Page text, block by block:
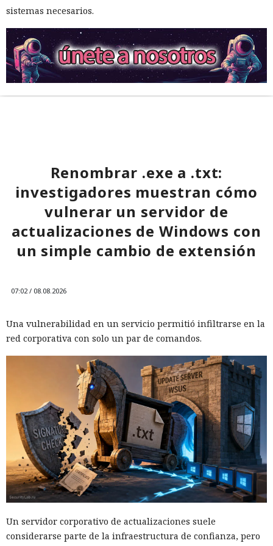
sistemas necesarios.
Renombrar .exe a .txt:
investigadores muestran cómo
vulnerar un servidor de
actualizaciones de Windows con
un simple cambio de extensión
07:02 / 08.08.2026
Una vulnerabilidad en un servicio permitió infiltrarse en la
red corporativa con solo un par de comandos.
Un servidor corporativo de actualizaciones suele
considerarse parte de la infraestructura de confianza, pero